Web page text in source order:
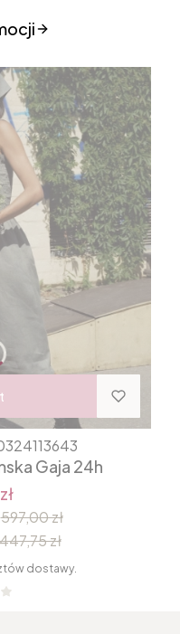
Gaja 24h
597,00 zł
zł
dostawy.